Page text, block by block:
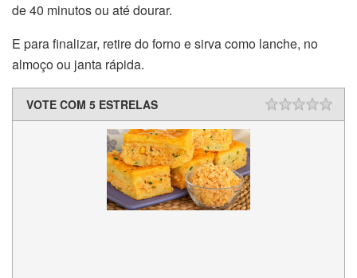
de 40 minutos ou até dourar.
E para finalizar, retire do forno e sirva como lanche, no
almoço ou janta rápida.
VOTE COM 5 ESTRELAS